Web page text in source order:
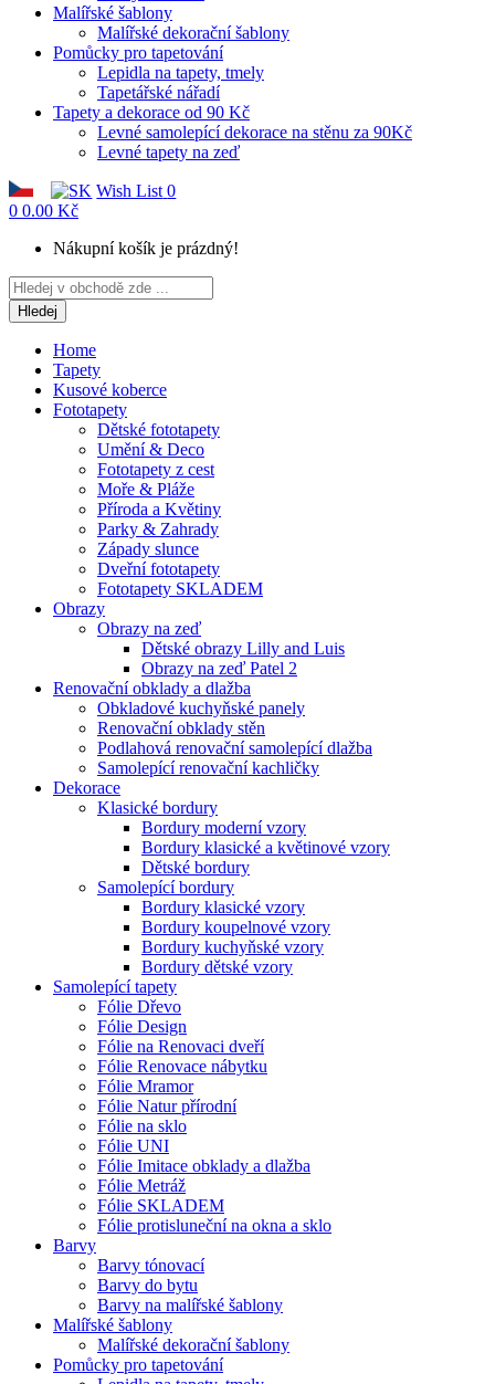
Malířské šablony
Malířské dekorační šablony
Pomůcky pro tapetování
Lepidla na tapety, tmely
Tapetářské nářadí
Tapety a dekorace od 90 Kč
Levné samolepící dekorace na stěnu za 90Kč
Levné tapety na zeď
Wish List 0
0 0.00 Kč
Nákupní košík je prázdný!
Hledej
Home
Tapety
Kusové koberce
Fototapety
Dětské fototapety
Umění & Deco
Fototapety z cest
Moře & Pláže
Příroda a Květiny
Parky & Zahrady
Západy slunce
Dveřní fototapety
Fototapety SKLADEM
Obrazy
Obrazy na zeď
Dětské obrazy Lilly and Luis
Obrazy na zeď Patel 2
Renovační obklady a dlažba
Obkladové kuchyňské panely
Renovační obklady stěn
Podlahová renovační samolepící dlažba
Samolepící renovační kachličky
Dekorace
Klasické bordury
Bordury moderní vzory
Bordury klasické a květinové vzory
Dětské bordury
Samolepící bordury
Bordury klasické vzory
Bordury koupelnové vzory
Bordury kuchyňské vzory
Bordury dětské vzory
Samolepící tapety
Fólie Dřevo
Fólie Design
Fólie na Renovaci dveří
Fólie Renovace nábytku
Fólie Mramor
Fólie Natur přírodní
Fólie na sklo
Fólie UNI
Fólie Imitace obklady a dlažba
Fólie Metráž
Fólie SKLADEM
Fólie protisluneční na okna a sklo
Barvy
Barvy tónovací
Barvy do bytu
Barvy na malířské šablony
Malířské šablony
Malířské dekorační šablony
Pomůcky pro tapetování